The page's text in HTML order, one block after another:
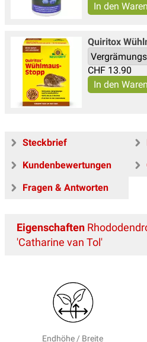
Quiritox
CHF 13.90
Steckbrief
Kundenbewertungen
Fragen & Antworten
Eigenschaften
'Catharine van Tol'
Endhöhe / Breite